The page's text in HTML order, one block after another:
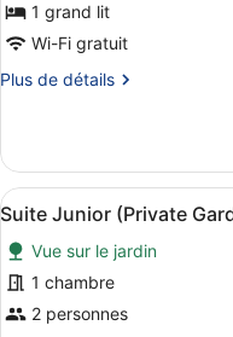
ce
type
chambre :
(Private
Garden
and
Bathtub
One
Night)
1 grand lit
Wi-Fi gratuit
Plus de détails
Plus
le
type
de
Chambre
Deluxe
(Private
Garden
Afficher
toutes
les
photos
pour
10
Suite Junior (Private
Vue sur le jardin
1 chambre
2 personnes